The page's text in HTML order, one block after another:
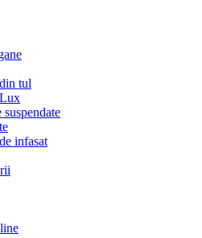
tul
infasat